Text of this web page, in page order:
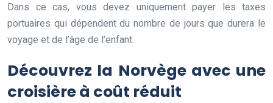
Dans ce cas, vous devez uniquement payer les taxes
portuaires qui dépendent du nombre de jours que durera le
voyage et de l’âge de l’enfant.
Découvrez la Norvège avec une
croisière à coût réduit